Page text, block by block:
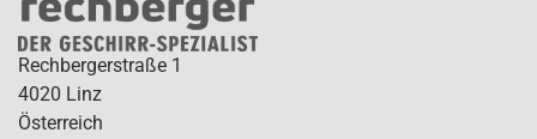
Rechbergerstraße 1
4020 Linz
Österreich